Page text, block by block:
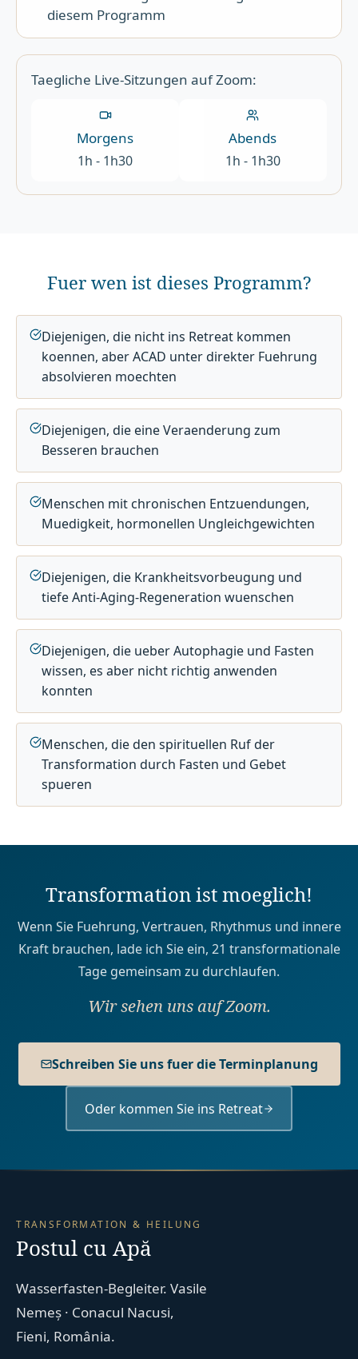
diesem Programm
Taegliche Live-Sitzungen auf Zoom:
Morgens
1h - 1h30
Abends
1h - 1h30
Fuer wen ist dieses Programm?
Diejenigen, die nicht ins Retreat kommen
koennen, aber ACAD unter direkter Fuehrung
absolvieren moechten
Diejenigen, die eine Veraenderung zum
Besseren brauchen
Menschen mit chronischen Entzuendungen,
Muedigkeit, hormonellen Ungleichgewichten
Diejenigen, die Krankheitsvorbeugung und
tiefe Anti-Aging-Regeneration wuenschen
Diejenigen, die ueber Autophagie und Fasten
wissen, es aber nicht richtig anwenden
konnten
Menschen, die den spirituellen Ruf der
Transformation durch Fasten und Gebet
spueren
Transformation ist moeglich!
Wenn Sie Fuehrung, Vertrauen, Rhythmus und innere
Kraft brauchen, lade ich Sie ein, 21 transformationale
Tage gemeinsam zu durchlaufen.
Wir sehen uns auf Zoom.
Schreiben Sie uns fuer die Terminplanung
Oder kommen Sie ins Retreat
TRANSFORMATION & HEILUNG
Postul cu Apă
Wasserfasten-Begleiter. Vasile
Nemeș · Conacul Nacusi,
Fieni, România.